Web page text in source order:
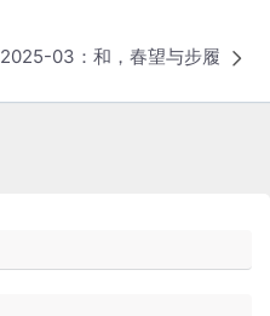
2025-03：和，春望与步履